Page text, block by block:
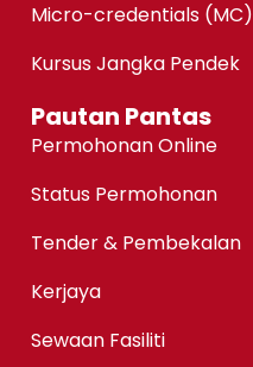
Micro-credentials (MC)
Kursus Jangka Pendek
Pautan Pantas
Permohonan Online
Status Permohonan
Tender & Pembekalan
Kerjaya
Sewaan Fasiliti